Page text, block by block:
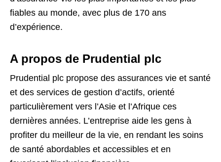
fiables au monde, avec plus de 170 ans
d’expérience.
A propos de Prudential plc
Prudential plc propose des assurances vie et santé
et des services de gestion d’actifs, orienté
particulièrement vers l’Asie et l’Afrique ces
dernières années. L’entreprise aide les gens à
profiter du meilleur de la vie, en rendant les soins
de santé abordables et accessibles et en